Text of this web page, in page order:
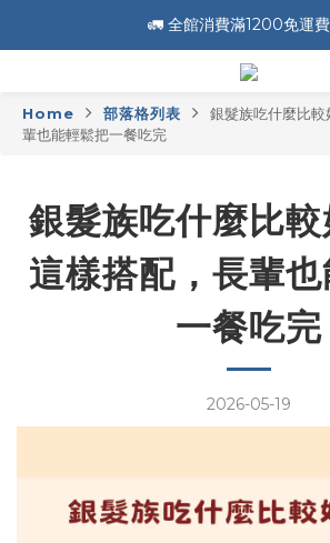
🚛 全館消費滿1200免運
🚛 全館消費滿1200免運
📣 加入會員送100元購物金
🚛 全館消費滿1200免運
Home 部落格列表
銀髮族吃什麼比
輩也能輕鬆把一餐吃完
銀髮族吃什麼比較
這樣搭配，長輩
一餐吃完
2026-05-19